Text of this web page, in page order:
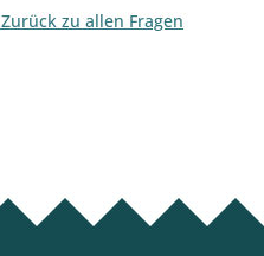
Zurück zu allen Fragen